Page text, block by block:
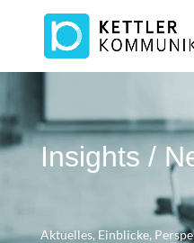
Insights /
Aktuelles, Einblicke,